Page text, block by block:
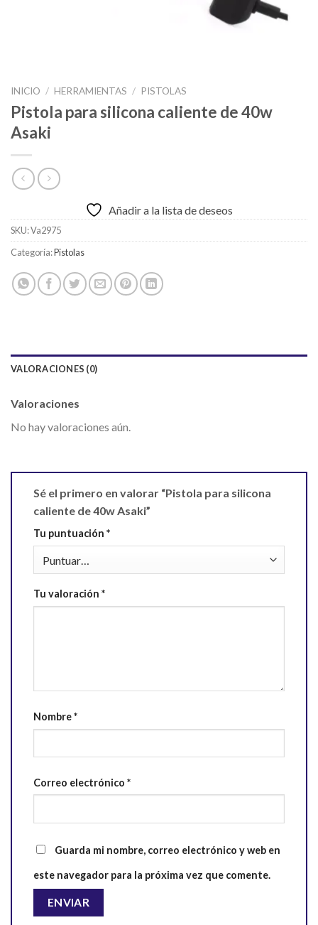
INICIO / HERRAMIENTAS / PISTOLAS
Pistola para silicona caliente de 40w
Asaki
Añadir a la lista de deseos
SKU:Va2975
Categoría:Pistolas
VALORACIONES (0)
Valoraciones
No hay valoraciones aún.
Sé el primero en valorar “Pistola para silicona
caliente de 40w Asaki”
Tu puntuación *
Tu valoración *
Nombre*
Correo electrónico *
Guarda mi nombre, correo electrónico y web en
este navegador para la próxima vez que comente.